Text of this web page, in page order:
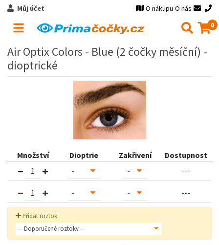
Můj účet O nákupu O nás
0
Air Optix Colors - Blue (2 čočky měsíční) -
dioptrické
Množství Dioptrie Zakřivení
Dostupnost
---
---
Přidat roztok